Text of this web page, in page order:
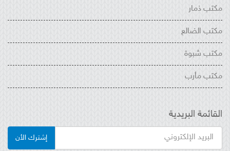
مكتب ذمار
مكتب الضالع
مكتب شبوة
مكتب مأرب
القائمة البريدية
إشترك الأن